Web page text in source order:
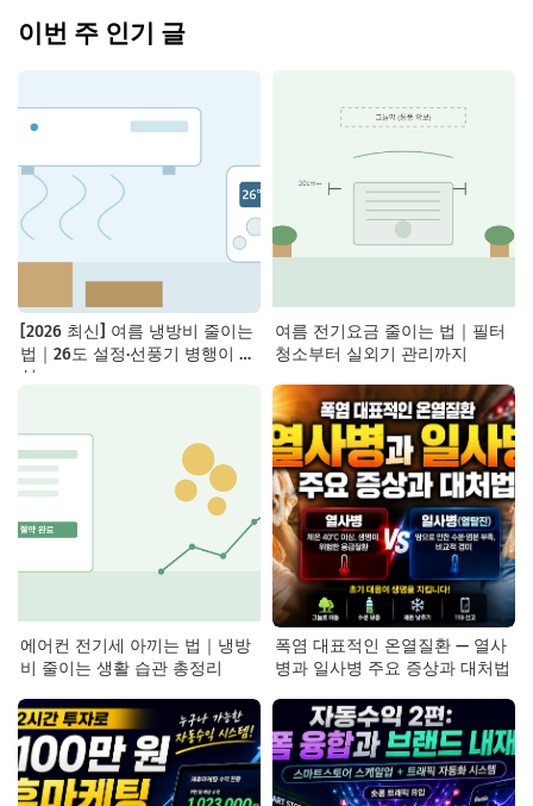
이번 주 인기 글
[2026 최신] 여름 냉방비 줄이는
법｜26도 설정·선풍기 병행이 핵
심
여름 전기요금 줄이는 법｜필터
청소부터 실외기 관리까지
에어컨 전기세 아끼는 법｜냉방
비 줄이는 생활 습관 총정리
폭염 대표적인 온열질환 — 열사
병과 일사병 주요 증상과 대처법